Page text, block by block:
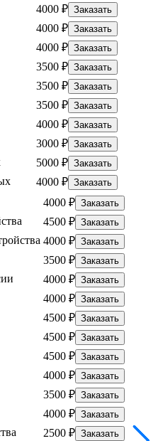
4000 ₽ Заказать
4000 ₽ Заказать
4000 ₽ Заказать
3500 ₽ Заказать
3500 ₽ Заказать
3500 ₽ Заказать
4000 ₽ Заказать
3000 ₽ Заказать
5000 ₽ Заказать
4000 ₽ Заказать
4000 ₽ Заказать
4500 ₽ Заказать
4000 ₽ Заказать
3500 ₽ Заказать
4000 ₽ Заказать
4000 ₽ Заказать
4500 ₽ Заказать
4500 ₽ Заказать
4500 ₽ Заказать
4000 ₽ Заказать
3500 ₽ Заказать
4000 ₽ Заказать
2500 ₽ Заказать